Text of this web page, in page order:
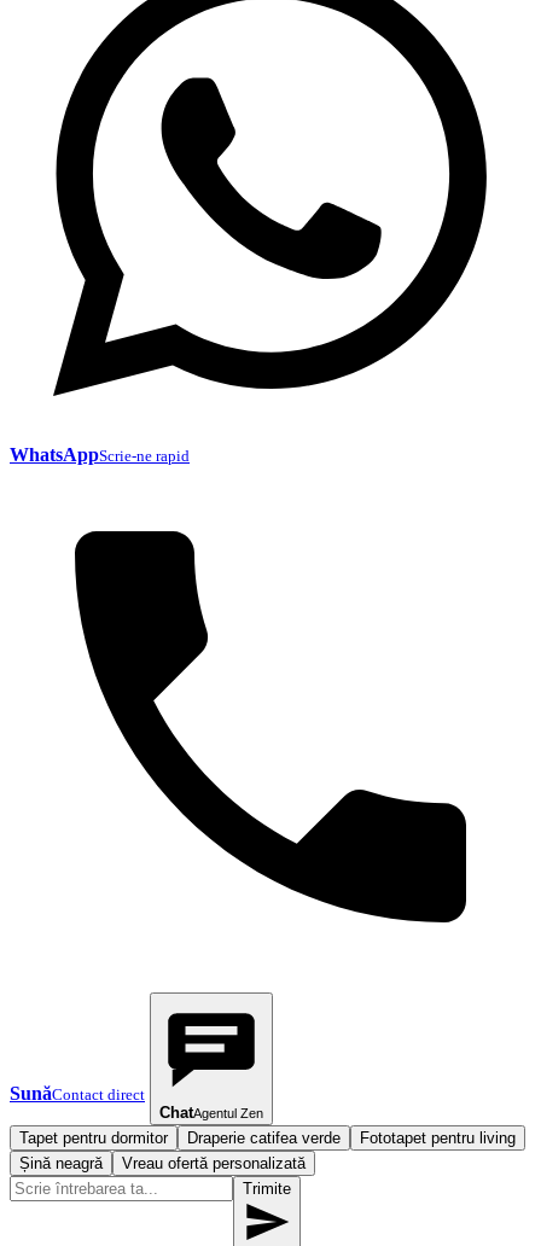
WhatsAppScrie-ne rapid
SunăContact direct
ChatAgentul Zen
Tapet pentru dormitor Draperie catifea verde
Fototapet pentru living
Șină neagră
Vreau ofertă personalizată
Trimite